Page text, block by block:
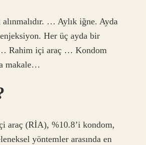
… Aylık iğne. Ayda
Her üç ayda bir
Rahim içi araç … Kondom
makale…
araç (RİA), %10.8’i kondom,
yöntemler arasında en